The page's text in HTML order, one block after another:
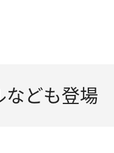
ども登場